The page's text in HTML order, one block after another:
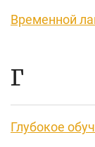
Временной
Г
Глубокое